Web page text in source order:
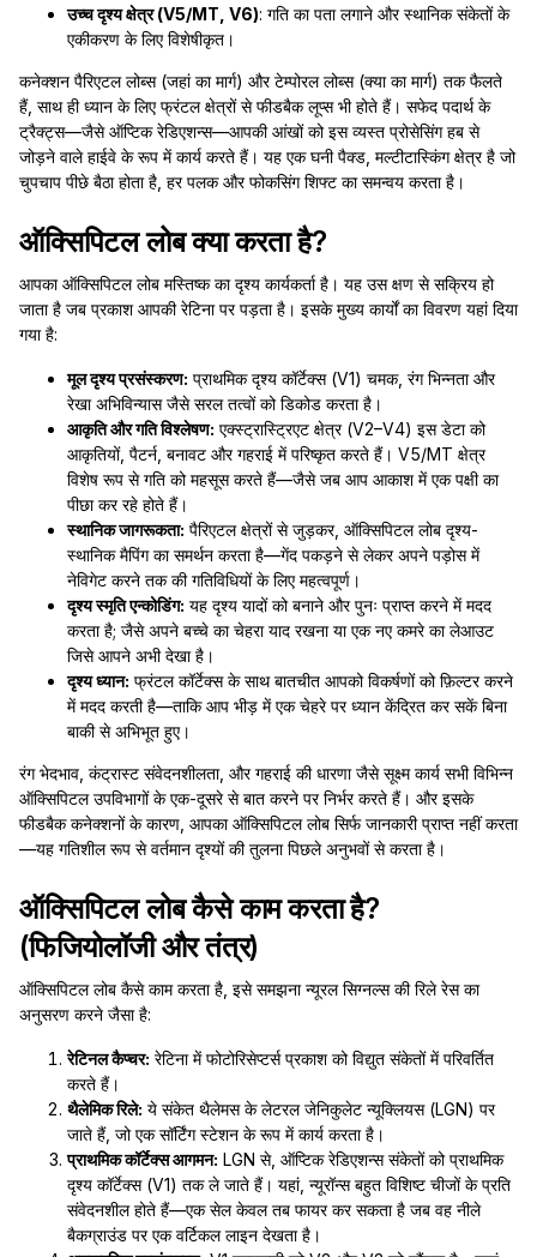
उच्च दृश्य क्षेत्र (V5/MT, V6): गति का पता लगाने और स्थानिक संकेतों के
एकीकरण के लिए विशेषीकृत।
कनेक्शन पैरिएटल लोब्स (जहां का मार्ग) और टेम्पोरल लोब्स (क्या का मार्ग) तक फैलते
हैं, साथ ही ध्यान के लिए फ्रंटल क्षेत्रों से फीडबैक लूप्स भी होते हैं। सफेद पदार्थ के
ट्रैक्ट्स—जैसे ऑप्टिक रेडिएशन्स—आपकी आंखों को इस व्यस्त प्रोसेसिंग हब से
जोड़ने वाले हाईवे के रूप में कार्य करते हैं। यह एक घनी पैक्ड, मल्टीटास्किंग क्षेत्र है जो
चुपचाप पीछे बैठा होता है, हर पलक और फोकसिंग शिफ्ट का समन्वय करता है।
ऑक्सिपिटल लोब क्या करता है?
आपका ऑक्सिपिटल लोब मस्तिष्क का दृश्य कार्यकर्ता है। यह उस क्षण से सक्रिय हो
जाता है जब प्रकाश आपकी रेटिना पर पड़ता है। इसके मुख्य कार्यों का विवरण यहां दिया
गया है:
मूल दृश्य प्रसंस्करण: प्राथमिक दृश्य कॉर्टेक्स (V1) चमक, रंग भिन्नता और
रेखा अभिविन्यास जैसे सरल तत्वों को डिकोड करता है।
आकृति और गति विश्लेषण: एक्स्ट्रास्ट्रिएट क्षेत्र (V2–V4) इस डेटा को
आकृतियों, पैटर्न, बनावट और गहराई में परिष्कृत करते हैं। V5/MT क्षेत्र
विशेष रूप से गति को महसूस करते हैं—जैसे जब आप आकाश में एक पक्षी का
पीछा कर रहे होते हैं।
स्थानिक जागरूकता: पैरिएटल क्षेत्रों से जुड़कर, ऑक्सिपिटल लोब दृश्य-
स्थानिक मैपिंग का समर्थन करता है—गेंद पकड़ने से लेकर अपने पड़ोस में
नेविगेट करने तक की गतिविधियों के लिए महत्वपूर्ण।
दृश्य स्मृति एन्कोडिंग: यह दृश्य यादों को बनाने और पुनः प्राप्त करने में मदद
करता है; जैसे अपने बच्चे का चेहरा याद रखना या एक नए कमरे का लेआउट
जिसे आपने अभी देखा है।
दृश्य ध्यान: फ्रंटल कॉर्टेक्स के साथ बातचीत आपको विकर्षणों को फ़िल्टर करने
में मदद करती है—ताकि आप भीड़ में एक चेहरे पर ध्यान केंद्रित कर सकें बिना
बाकी से अभिभूत हुए।
रंग भेदभाव, कंट्रास्ट संवेदनशीलता, और गहराई की धारणा जैसे सूक्ष्म कार्य सभी विभिन्न
ऑक्सिपिटल उपविभागों के एक-दूसरे से बात करने पर निर्भर करते हैं। और इसके
फीडबैक कनेक्शनों के कारण, आपका ऑक्सिपिटल लोब सिर्फ जानकारी प्राप्त नहीं करता
—यह गतिशील रूप से वर्तमान दृश्यों की तुलना पिछले अनुभवों से करता है।
ऑक्सिपिटल लोब कैसे काम करता है?
(फिजियोलॉजी और तंत्र)
ऑक्सिपिटल लोब कैसे काम करता है, इसे समझना न्यूरल सिग्नल्स की रिले रेस का
अनुसरण करने जैसा है:
रेटिनल कैप्चर: रेटिना में फोटोरिसेप्टर्स प्रकाश को विद्युत संकेतों में परिवर्तित
करते हैं।
थैलेमिक रिले: ये संकेत थैलेमस के लेटरल जेनिकुलेट न्यूक्लियस (LGN) पर
जाते हैं, जो एक सॉर्टिंग स्टेशन के रूप में कार्य करता है।
प्राथमिक कॉर्टेक्स आगमन: LGN से, ऑप्टिक रेडिएशन्स संकेतों को प्राथमिक
दृश्य कॉर्टेक्स (V1) तक ले जाते हैं। यहां, न्यूरॉन्स बहुत विशिष्ट चीजों के प्रति
संवेदनशील होते हैं—एक सेल केवल तब फायर कर सकता है जब वह नीले
बैकग्राउंड पर एक वर्टिकल लाइन देखता है।